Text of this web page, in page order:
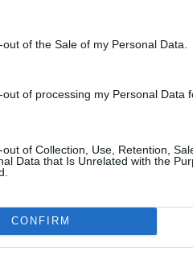
of the Sale of my Personal Data.
of processing my Personal Data
of Collection, Use, Retention,
Data that Is Unrelated with the
CONFIRM